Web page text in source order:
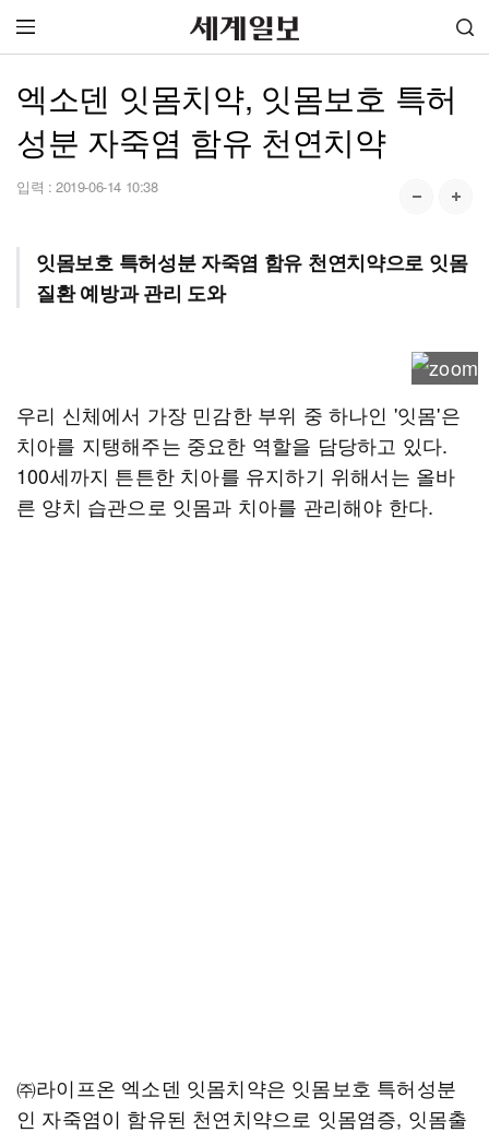
엑소덴 잇몸치약, 잇몸보호 특허
성분 자죽염 함유 천연치약
입력 : 2019-06-14 10:38
잇몸보호 특허성분 자죽염 함유 천연치약으로 잇몸
질환 예방과 관리 도와
우리 신체에서 가장 민감한 부위 중 하나인 '잇몸'은
치아를 지탱해주는 중요한 역할을 담당하고 있다.
100세까지 튼튼한 치아를 유지하기 위해서는 올바
른 양치 습관으로 잇몸과 치아를 관리해야 한다.
㈜라이프온 엑소덴 잇몸치약은 잇몸보호 특허성분
인 자죽염이 함유된 천연치약으로 잇몸염증, 잇몸출